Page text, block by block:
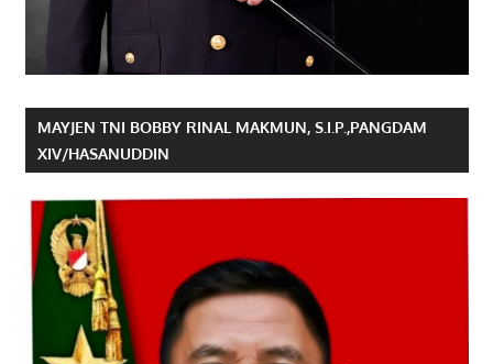
MAYJEN TNI BOBBY RINAL MAKMUN, S.I.P.,PANGDAM
XIV/HASANUDDIN